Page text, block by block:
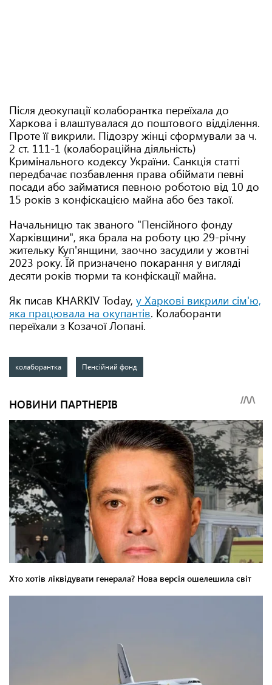
Після деокупації колаборантка переїхала до
Харкова і влаштувалася до поштового відділення.
Проте її викрили. Підозру жінці сформували за ч.
2 ст. 111-1 (колабораційна діяльність)
Кримінального кодексу України. Санкція статті
передбачає позбавлення права обіймати певні
посади або займатися певною роботою від 10 до
15 років з конфіскацією майна або без такої.
Начальницю так званого "Пенсійного фонду
Харківщини", яка брала на роботу цю 29-річну
жительку Куп'янщини, заочно засудили у жовтні
2023 року. Їй призначено покарання у вигляді
десяти років тюрми та конфіскації майна.
Як писав KHARKIV Today, у Харкові викрили сім'ю,
яка працювала на окупантів. Колаборанти
переїхали з Козачої Лопані.
колаборантка Пенсійний фонд